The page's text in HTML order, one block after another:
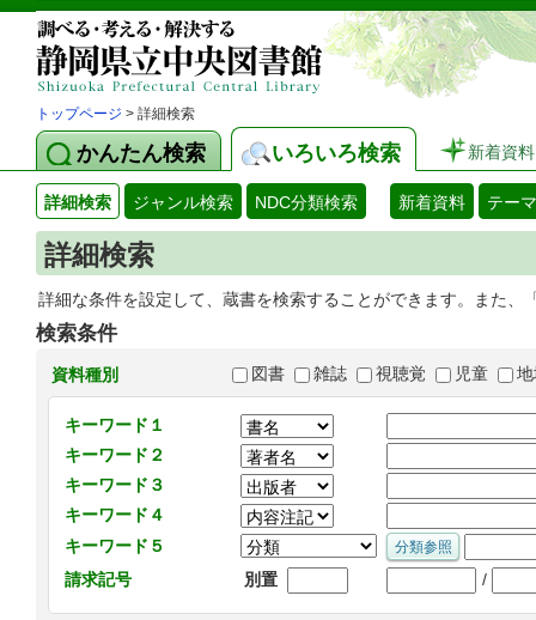
トップページ > 詳細検索
かんたん検索 いろいろ検索 新着資料
詳細検索 ジャンル検索 NDC分類検索 新着資料 テー
詳細検索
詳細な条件を設定して、蔵書を検索することができます。また
検索条件
資料種別 図書 雑誌 視聴覚 児童
キーワード１
キーワード２
キーワード３
キーワード４
キーワード５
請求記号
別置 /